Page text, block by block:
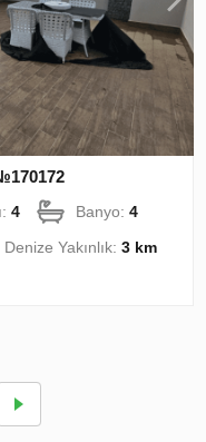
4 Banyo:4
Denize Yakınlık:3 km